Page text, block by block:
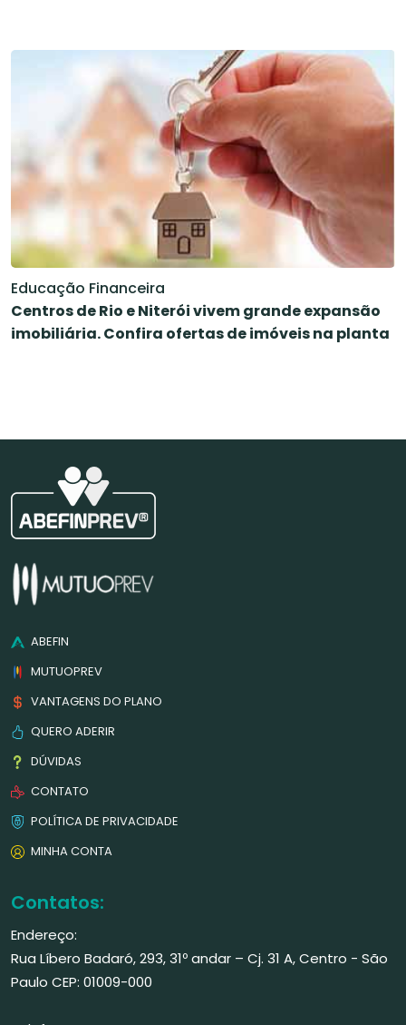
Educação Financeira
Centros de Rio e Niterói vivem grande expansão
imobiliária. Confira ofertas de imóveis na planta
ABEFIN
MUTUOPREV
VANTAGENS DO PLANO
QUERO ADERIR
DÚVIDAS
CONTATO
POLÍTICA DE PRIVACIDADE
MINHA CONTA
Contatos:
Endereço:
Rua Líbero Badaró, 293, 31º andar – Cj. 31 A, Centro - São
Paulo CEP: 01009-000